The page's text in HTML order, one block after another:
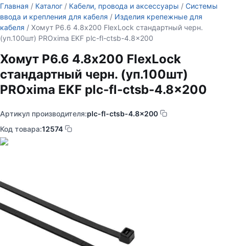
Главная / Каталог / Кабели, провода и аксессуары / Системы
ввода и крепления для кабеля / Изделия крепежные для
кабеля / Хомут P6.6 4.8х200 FlexLock стандартный черн.
(уп.100шт) PROxima EKF plc-fl-ctsb-4.8×200
Хомут P6.6 4.8х200 FlexLock
стандартный черн. (уп.100шт)
PROxima EKF plc-fl-ctsb-4.8×200
Артикул производителя:plc-fl-ctsb-4.8x200
Код товара:12574